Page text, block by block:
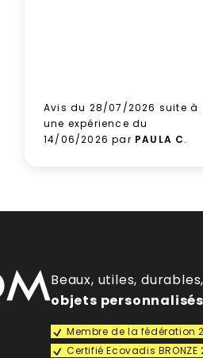
Avis du 28/07/2026 suite à
une expérience du
14/06/2026 par PAULA C.
Beaux, utiles, durables,
objets personnalisés
Membre de la fédération
Certifié Ecovadis BRONZE